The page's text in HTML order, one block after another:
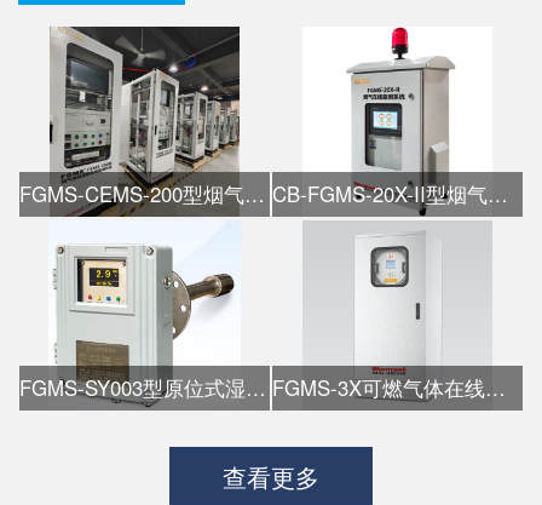
FGMS-CEMS-200型烟气在线监测系统 CB-FGMS-20X-II型烟气在线监测系统
FGMS-SY003型原位式湿氧检测仪 FGMS-3X可燃气体在线热值仪
查看更多